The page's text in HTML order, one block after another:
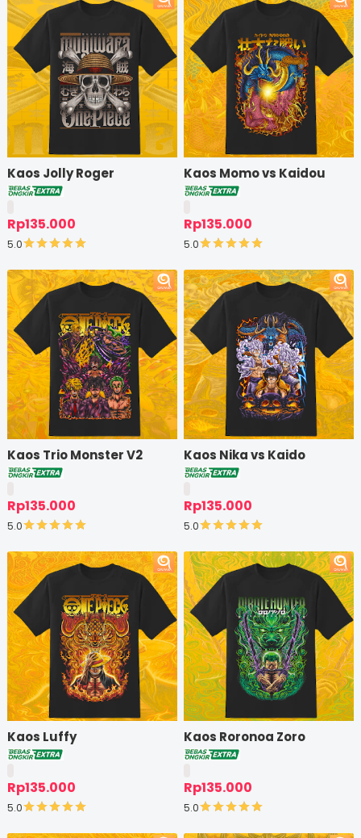
Kaos Jolly Roger
Rp135.000
5.0
Kaos Momo vs Kaidou
Rp135.000
5.0
Kaos Trio Monster V2
Rp135.000
5.0
Kaos Nika vs Kaido
Rp135.000
5.0
Kaos Luffy
Rp135.000
5.0
Kaos Roronoa Zoro
Rp135.000
5.0